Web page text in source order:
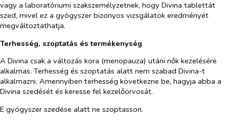
vagy a laboratóriumi szakszemélyzetnek, hogy Divina tablettát
szed, mivel ez a gyógyszer bizonyos vizsgálatok eredményét
megváltoztathatja.
Terhesség, szoptatás és termékenység
A Divina csak a változás kora (menopauza) utáni nők kezelésére
alkalmas. Terhesség és szoptatás alatt nem szabad Divina-t
alkalmazni. Amennyiben terhesség következne be, hagyja abba a
Divina szedését és keresse fel kezelőorvosát.
E gyógyszer szedése alatt ne szoptasson.